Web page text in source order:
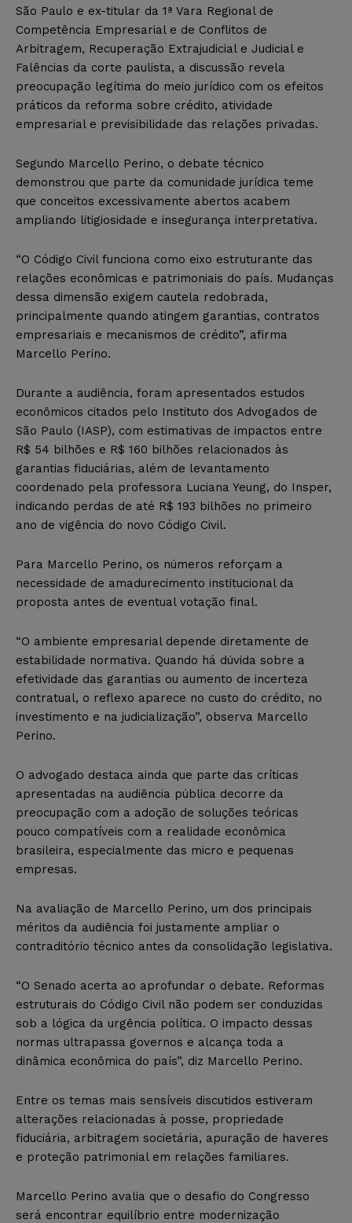
São Paulo e ex-titular da 1ª Vara Regional de
Competência Empresarial e de Conflitos de
Arbitragem, Recuperação Extrajudicial e Judicial e
Falências da corte paulista, a discussão revela
preocupação legítima do meio jurídico com os efeitos
práticos da reforma sobre crédito, atividade
empresarial e previsibilidade das relações privadas.
Segundo Marcello Perino, o debate técnico
demonstrou que parte da comunidade jurídica teme
que conceitos excessivamente abertos acabem
ampliando litigiosidade e insegurança interpretativa.
“O Código Civil funciona como eixo estruturante das
relações econômicas e patrimoniais do país. Mudanças
dessa dimensão exigem cautela redobrada,
principalmente quando atingem garantias, contratos
empresariais e mecanismos de crédito”, afirma
Marcello Perino.
Durante a audiência, foram apresentados estudos
econômicos citados pelo Instituto dos Advogados de
São Paulo (IASP), com estimativas de impactos entre
R$ 54 bilhões e R$ 160 bilhões relacionados às
garantias fiduciárias, além de levantamento
coordenado pela professora Luciana Yeung, do Insper,
indicando perdas de até R$ 193 bilhões no primeiro
ano de vigência do novo Código Civil.
Para Marcello Perino, os números reforçam a
necessidade de amadurecimento institucional da
proposta antes de eventual votação final.
“O ambiente empresarial depende diretamente de
estabilidade normativa. Quando há dúvida sobre a
efetividade das garantias ou aumento de incerteza
contratual, o reflexo aparece no custo do crédito, no
investimento e na judicialização”, observa Marcello
Perino.
O advogado destaca ainda que parte das críticas
apresentadas na audiência pública decorre da
preocupação com a adoção de soluções teóricas
pouco compatíveis com a realidade econômica
brasileira, especialmente das micro e pequenas
empresas.
Na avaliação de Marcello Perino, um dos principais
méritos da audiência foi justamente ampliar o
contraditório técnico antes da consolidação legislativa.
“O Senado acerta ao aprofundar o debate. Reformas
estruturais do Código Civil não podem ser conduzidas
sob a lógica da urgência política. O impacto dessas
normas ultrapassa governos e alcança toda a
dinâmica econômica do país”, diz Marcello Perino.
Entre os temas mais sensíveis discutidos estiveram
alterações relacionadas à posse, propriedade
fiduciária, arbitragem societária, apuração de haveres
e proteção patrimonial em relações familiares.
Marcello Perino avalia que o desafio do Congresso
será encontrar equilíbrio entre modernização